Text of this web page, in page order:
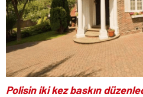
Polisin iki kez baskın